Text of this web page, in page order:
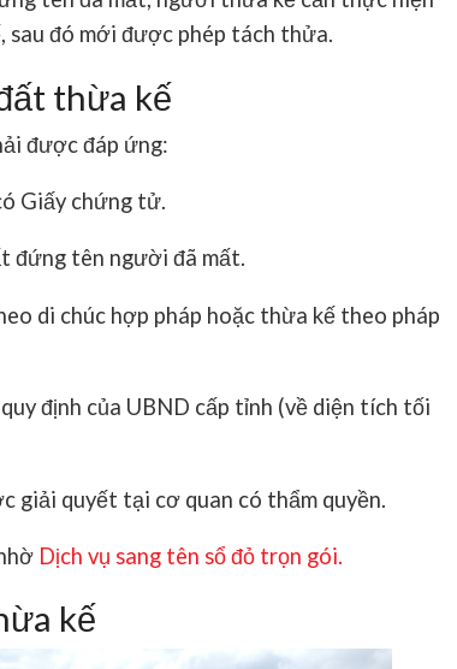
, sau đó mới được phép tách thửa.
thừa kế
được đáp ứng:
Giấy chứng tử.
đứng tên người đã mất.
di chúc hợp pháp hoặc thừa kế theo pháp
định của UBND cấp tỉnh (về diện tích tối
giải quyết tại cơ quan có thẩm quyền.
Dịch vụ sang tên sổ đỏ trọn gói.
kế